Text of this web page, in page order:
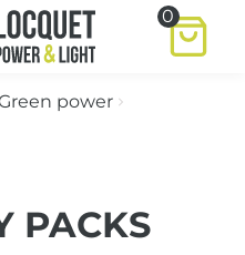
0
power
PACKS